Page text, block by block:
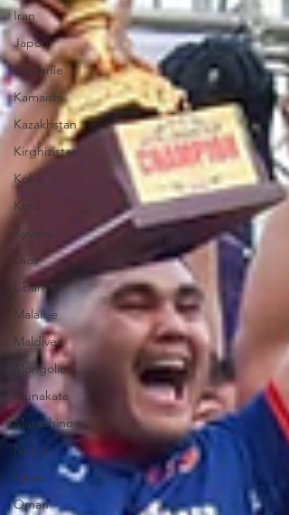
Iran
Japon
Jordanie
Kamaishi
Kazakhstan
Kirghizistan
Kobe
Koto
Kyushu
Laos
Liban
Malaisie
Maldives
Mongolie
Munakata
Musashino
Népal
News
Oman